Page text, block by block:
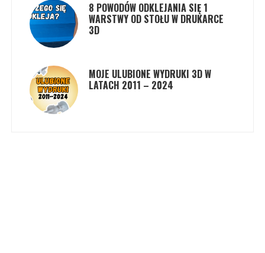
8 POWODÓW ODKLEJANIA SIĘ 1
WARSTWY OD STOŁU W DRUKARCE
3D
MOJE ULUBIONE WYDRUKI 3D W
LATACH 2011 – 2024